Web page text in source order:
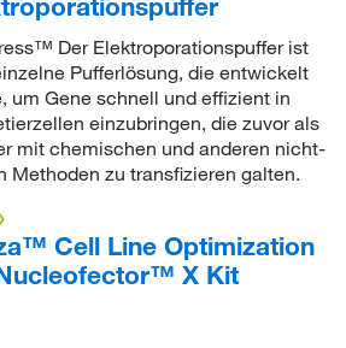
Der Elektroporationspuffer ist
Pufferlösung, die entwickelt
um Gene schnell und effizient in
einzubringen, die zuvor als
mit chemischen und anderen nicht-
Methoden zu transfizieren galten.
Cell Line Optimization
X Kit